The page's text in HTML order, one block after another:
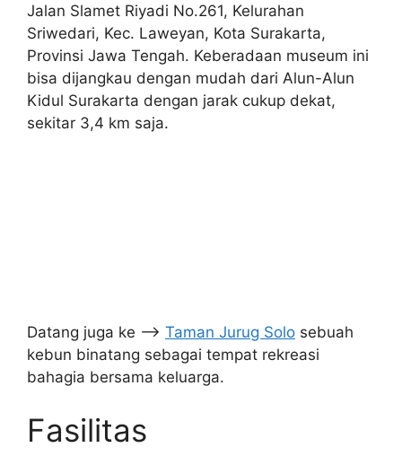
Jalan Slamet Riyadi No.261, Kelurahan
Sriwedari, Kec. Laweyan, Kota Surakarta,
Provinsi Jawa Tengah. Keberadaan museum ini
bisa dijangkau dengan mudah dari Alun-Alun
Kidul Surakarta dengan jarak cukup dekat,
sekitar 3,4 km saja.
Datang juga ke –> Taman Jurug Solo sebuah
kebun binatang sebagai tempat rekreasi
bahagia bersama keluarga.
Fasilitas